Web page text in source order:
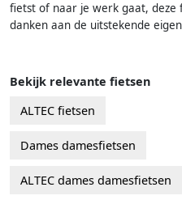
fietst of naar je werk gaat, deze
danken aan de uitstekende
Bekijk relevante fietsen
ALTEC fietsen
Dames damesfietsen
ALTEC dames damesfietsen